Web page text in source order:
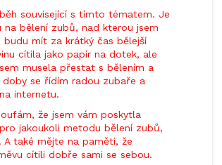
související s tímto tématem. Je
bělení zubů, nad kterou jsem
budu mít za krátký čas bělejší
cítila jako papír na dotek, ale
musela přestat s bělením a
se řídím radou zubaře a
internetu.
že jsem vám poskytla
jakoukoli metodu bělení zubů,
také mějte na paměti, že
cítili dobře sami se sebou.